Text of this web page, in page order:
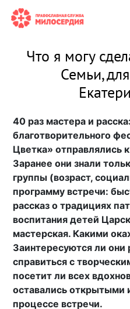
Что я могу
Семьи,
40 раз мастера и
благотворительного
Цветка» отправлялись
Заранее они знали
группы (возраст,
программу встречи:
рассказ о традициях
воспитания детей
мастерская. Какими
Заинтересуются ли они
справиться с
посетит ли всех
оставались открытыми
процессе встречи.